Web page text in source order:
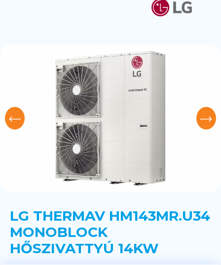
LG THERMAV HM143MR.U34
MONOBLOCK
HŐSZIVATTYÚ 14KW